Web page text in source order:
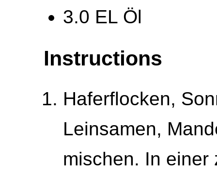
3.0 EL Öl
Instructions
Haferflocken,
Leinsamen,
mischen. In einer